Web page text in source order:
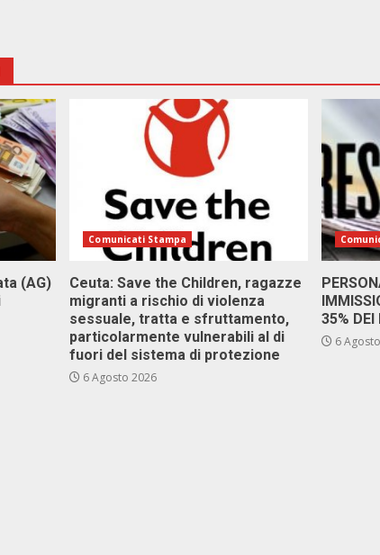
(AG)
Comunicati Stampa
Ceuta: Save the Children, ragazze
migranti a rischio di violenza
sessuale, tratta e sfruttamento,
particolarmente vulnerabili al di
fuori del sistema di protezione
6 Agosto 2026
35%
6